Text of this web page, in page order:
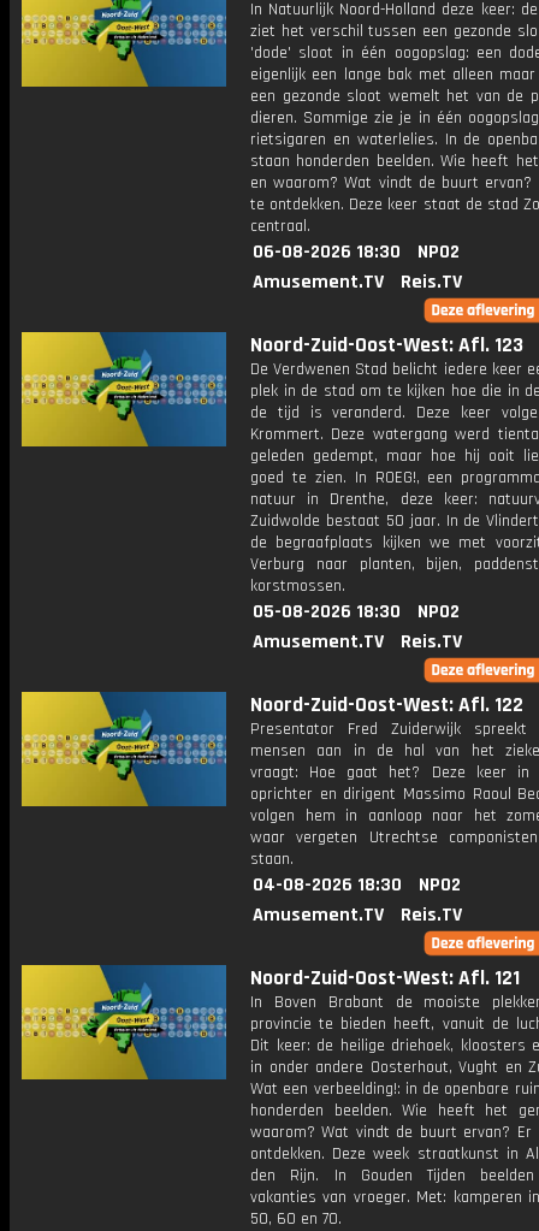
In Natuurlijk Noord-Holland deze keer:
ziet het verschil tussen een gezonde
'dode' sloot in één oogopslag: een
eigenlijk een lange bak met alleen
een gezonde sloot wemelt het van de
dieren. Sommige zie je in één
rietsigaren en waterlelies. In de
staan honderden beelden. Wie heeft
en waarom? Wat vindt de buurt ervan?
te ontdekken. Deze keer staat de stad
centraal.
06-08-2026 18:30
NPO2
Amusement.TV
Reis.TV
Noord-Zuid-Oost-West: Afl. 123
De Verdwenen Stad belicht iedere keer
plek in de stad om te kijken hoe die in
de tijd is veranderd. Deze keer
Krommert. Deze watergang werd
geleden gedempt, maar hoe hij ooit
goed te zien. In ROEG!, een
natuur in Drenthe, deze keer:
Zuidwolde bestaat 50 jaar. In de
de begraafplaats kijken we met
Verburg naar planten, bijen,
korstmossen.
05-08-2026 18:30
NPO2
Amusement.TV
Reis.TV
Noord-Zuid-Oost-West: Afl. 122
Presentator Fred Zuiderwijk spreekt
mensen aan in de hal van het
vraagt: Hoe gaat het? Deze keer in
oprichter en dirigent Massimo Raoul
volgen hem in aanloop naar het
waar vergeten Utrechtse
staan.
04-08-2026 18:30
NPO2
Amusement.TV
Reis.TV
Noord-Zuid-Oost-West: Afl. 121
In Boven Brabant de mooiste
provincie te bieden heeft, vanuit de
Dit keer: de heilige driehoek, kloosters
in onder andere Oosterhout, Vught en
Wat een verbeelding!: in de openbare
honderden beelden. Wie heeft het
waarom? Wat vindt de buurt ervan?
ontdekken. Deze week straatkunst in
den Rijn. In Gouden Tijden
vakanties van vroeger. Met: kamperen
50, 60 en 70.